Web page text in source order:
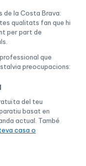
de la Costa Brava:
qualitats fan que hi
per part de
que
preocupacions:
del teu
basat en
actual. També
casa o